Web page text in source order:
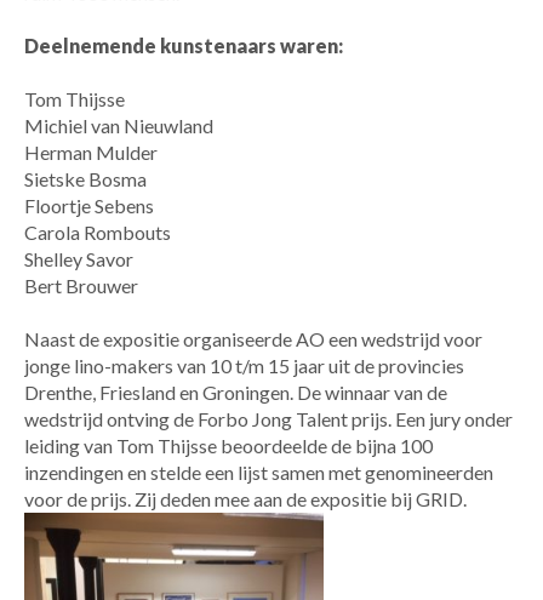
Deelnemende kunstenaars waren:
Tom Thijsse
Michiel van Nieuwland
Herman Mulder
Sietske Bosma
Floortje Sebens
Carola Rombouts
Shelley Savor
Bert Brouwer
Naast de expositie organiseerde AO een wedstrijd voor
jonge lino-makers van 10 t/m 15 jaar uit de provincies
Drenthe, Friesland en Groningen. De winnaar van de
wedstrijd ontving de Forbo Jong Talent prijs. Een jury onder
leiding van Tom Thijsse beoordeelde de bijna 100
inzendingen en stelde een lijst samen met genomineerden
voor de prijs. Zij deden mee aan de expositie bij GRID.